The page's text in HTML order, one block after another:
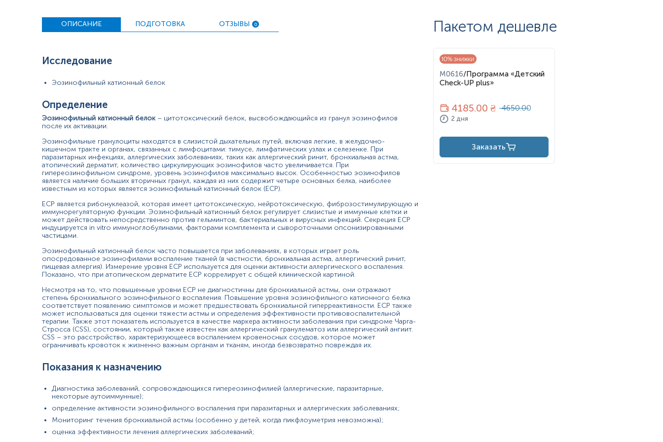
Показания к назначению
Мониторинг течения бронхиальной астмы (особенно у детей, когда пикфлоуметрия невозможна);
Причины повышения уровня:
бронхиальная астма;
аллергический ринит;
синоназальный полипоз;
язвенный колит;
эозинофильный эзофагит, гастрит, колит;
пищевая аллергия;
неаллергическая астма (непереносимость аспирина);
кишечные паразитарные инфекции;
DRESS-синдром;
синдром Очереди-Стросса.
Причины снижения уровня
Применение
при симптомах атопической бронхиальной астмы: одышка и приступ удушья, возникающие после контакта с шерстью животных, домашней пылью, пыльцой деревьев и трав, а
также другими возможными аллергенами.
при симптомах атопического дерматита: зуд и сухость кожи, экзематозная кожная сыпь, интермиттирующее течение заболевания (когда оно проявляется эпизодически то
сильнее, то слабее) при условии возникновения болезни в возрасте до 2 лет.
при симптомах аллергического ринита: насморк, зуд, заложенность носа, чихание, головная боль, потеря обоняния, возникающие в ответ на любой аллерген (например, табачный
ритма сердца, возникающие в ответ на прием яиц, молока, лесных орехов, рыбы, моллюсков, пшеницы или других продуктов.
сироватка крові
ОПИСАНИЕ ПОДГОТОВКА ОТЗЫВЫ 0
Исследование
Эозинофильный катионный белок
Определение
Эозинофильный катионный белок– цитотоксический белок, высвобождающийся из гранул эозинофилов
после их активации.
Эозинофильные гранулоциты находятся в слизистой дыхательных путей, включая легкие, в желудочно-
кишечном тракте и органах, связанных с лимфоцитами: тимусе, лимфатических узлах и селезенке. При
паразитарных инфекциях, аллергических заболеваниях, таких как аллергический ринит, бронхиальная астма,
атопический дерматит, количество циркулирующих эозинофилов часто увеличивается. При
гипереозинофильном синдроме, уровень эозинофилов максимально высок. Особенностью эозинофилов
является наличие больших вторичных гранул, каждая из них содержит четыре основных белка, наиболее
известным из которых является эозинофильный катионный белок (ECP).
ECP является рибонуклеазой, которая имеет цитотоксическую, нейротоксическую, фиброзостимулирующую и
иммунорегуляторную функции. Эозинофильный катионный белок регулирует слизистые и иммунные клетки и
может действовать непосредственно против гельминтов, бактериальных и вирусных инфекций. Секреция ECP
индуцируется in vitro иммуноглобулинами, факторами комплемента и сывороточными опсонизированными
частицами.
Эозинофильный катионный белок часто повышается при заболеваниях, в которых играет роль
опосредованное эозинофилами воспаление тканей (в частности, бронхиальная астма, аллергический ринит,
пищевая аллергия). Измерение уровня ECP используется для оценки активности аллергического воспаления.
Показано, что при атопическом дерматите ECP коррелирует с общей клинической картиной.
Несмотря на то, что повышенные уровни ECP не диагностичны для бронхиальной астмы, они отражают
степень бронхиального эозинофильного воспаления. Повышение уровня эозинофильного катионного белка
соответствует появлению симптомов и может предшествовать бронхиальной гиперреактивности. ECP также
может использоваться для оценки тяжести астмы и определения эффективности противовоспалительной
терапии. Также этот показатель используется в качестве маркера активности заболевания при синдроме Чарга-
Стросса (CSS), состоянии, который также известен как аллергический гранулематоз или аллергический ангиит.
CSS – это расстройство, характеризующееся воспалением кровеносных сосудов, которое может
ограничивать кровоток к жизненно важным органам и тканям, иногда безвозвратно повреждая их.
Показания к назначению
Диагностика заболеваний, сопровождающихся гипереозинофилией (аллергические, паразитарные,
некоторые аутоиммунные);
определение активности эозинофильного воспаления при паразитарных и аллергических заболеваниях;
Мониторинг течения бронхиальной астмы (особенно у детей, когда пикфлоуметрия невозможна);
оценка эффективности лечения аллергических заболеваний;
Пакетом дешевле
10% знижки
M0616/Программа «Детский
Check-UP plus»
4185.00 ₴ 4650.00
2 дня
Заказать